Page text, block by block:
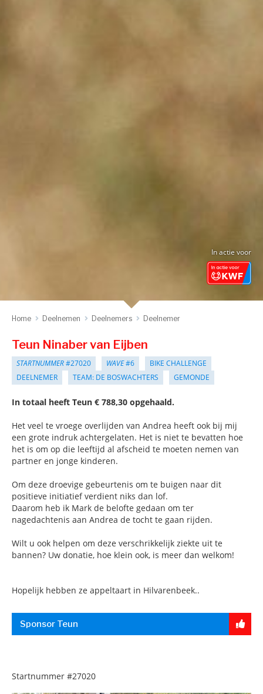
In actie voor
Home Deelnemen Deelnemers Deelnemer
Teun Ninaber van Eijben
STARTNUMMER#27020 WAVE#6
BIKE CHALLENGE
DEELNEMER
TEAM: DE BOSWACHTERS GEMONDE
In totaal heeft Teun € 788,30 opgehaald.
Het veel te vroege overlijden van Andrea heeft ook bij mij
een grote indruk achtergelaten. Het is niet te bevatten hoe
het is om op die leeftijd al afscheid te moeten nemen van
partner en jonge kinderen.
Om deze droevige gebeurtenis om te buigen naar dit
positieve initiatief verdient niks dan lof.
Daarom heb ik Mark de belofte gedaan om ter
nagedachtenis aan Andrea de tocht te gaan rijden.
Wilt u ook helpen om deze verschrikkelijk ziekte uit te
bannen? Uw donatie, hoe klein ook, is meer dan welkom!
Hopelijk hebben ze appeltaart in Hilvarenbeek..
Sponsor Teun
Startnummer #27020